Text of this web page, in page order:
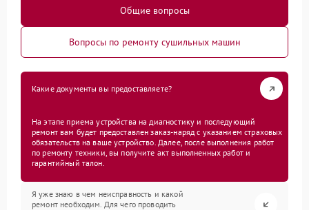
Общие вопросы
Вопросы по ремонту сушильных машин
Какие документы вы предоставляете?
На этапе приема устройства на диагностику и последующий
ремонт вам будет предоставлен заказ-наряд с указанием страховых
обязательств на ваше устройство. Далее, после выполнения работ
по ремонту техники, вы получите акт выполненных работ и
гарантийный талон.
Я уже знаю в чем неисправность и какой
ремонт необходим. Для чего проводить